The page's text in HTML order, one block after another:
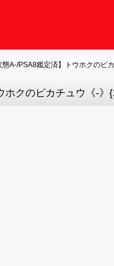
態A-/PSA8鑑定済】トウホクのピ
ホクのピカチュウ《-》